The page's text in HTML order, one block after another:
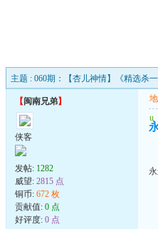
主题 : 060期：【杏儿神情】《精选杀
【闽南兄弟】
侠客
发帖: 1282
威望: 2815 点
铜币: 672 枚
贡献值: 0 点
好评度: 0 点
u